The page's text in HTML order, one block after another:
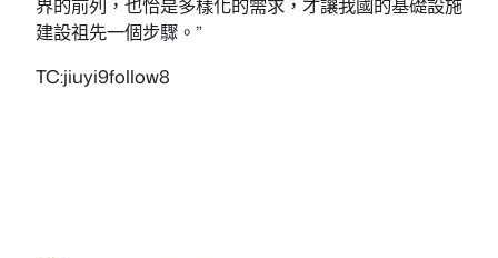
建設祖先一個步驟。”
TC:jiuyi9follow8